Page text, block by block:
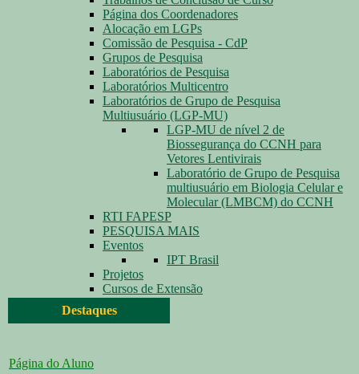
Página dos Coordenadores
Alocação em LGPs
Comissão de Pesquisa - CdP
Grupos de Pesquisa
Laboratórios de Pesquisa
Laboratórios Multicentro
Laboratórios de Grupo de Pesquisa
Multiusuário (LGP-MU)
LGP-MU de nível 2 de
Biossegurança do CCNH para
Vetores Lentivirais
Laboratório de Grupo de Pesquisa
multiusuário em Biologia Celular e
Molecular (LMBCM) do CCNH
RTI FAPESP
PESQUISA MAIS
Eventos
IPT Brasil
Projetos
Cursos de Extensão
Destaques
Página do Aluno